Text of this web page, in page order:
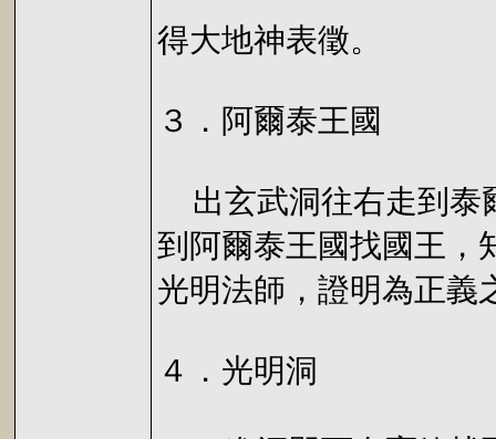
得大地神表徵。
３．阿爾泰王國
出玄武洞往右走到泰
到阿爾泰王國找國王，
光明法師，證明為正義
４．光明洞